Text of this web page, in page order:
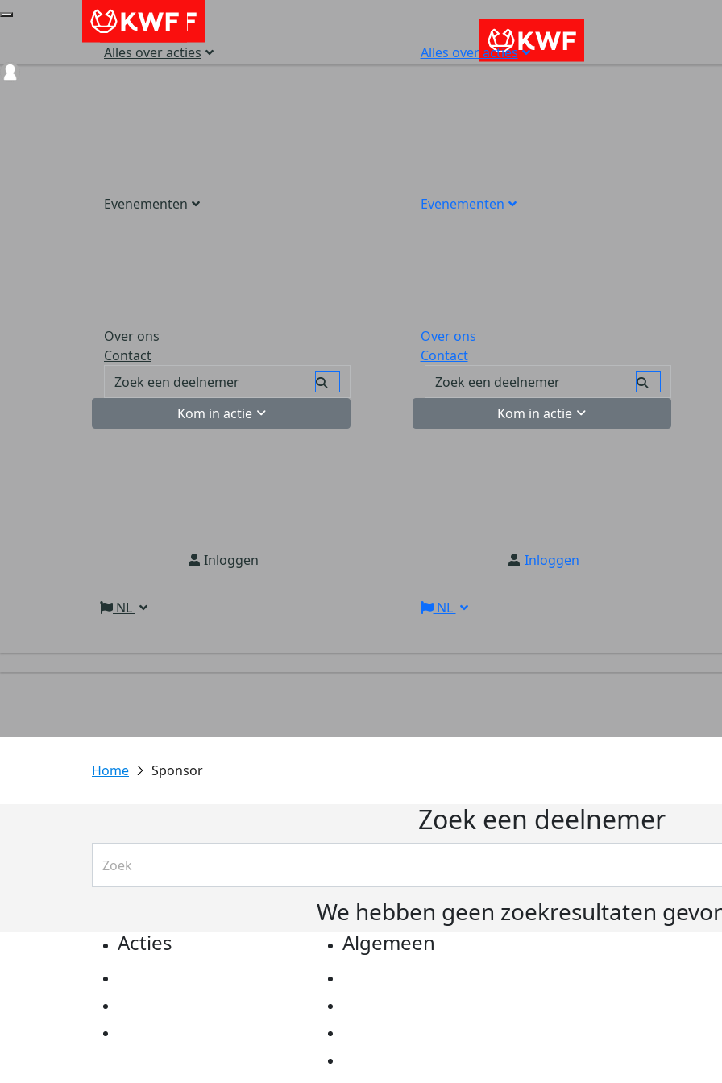
Alles over acties
Evenementen
Over ons
Contact
Kom in actie
Inloggen
NL
Alles over acties
Evenementen
Over ons
Contact
Kom in actie
Inloggen
NL
Sponsor
Zoek een deelnemer
We hebben geen zoekresultaten
Acties Algemeen